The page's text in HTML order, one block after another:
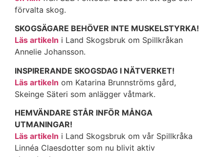
förvalta skog.
SKOGSÄGARE BEHÖVER INTE MUSKELSTYRKA!
Läs artikeln i Land Skogsbruk om Spillkråkan
Annelie Johansson.
INSPIRERANDE SKOGSDAG I NÄTVERKET!
Läs artikeln om Katarina Brunnströms gård,
Skeinge Säteri som anlägger våtmark.
HEMVÄNDARE STÅR INFÖR MÅNGA
UTMANINGAR!
Läs artikeln i Land Skogsbruk om vår Spillkråka
Linnéa Claesdotter som nu blivit aktiv